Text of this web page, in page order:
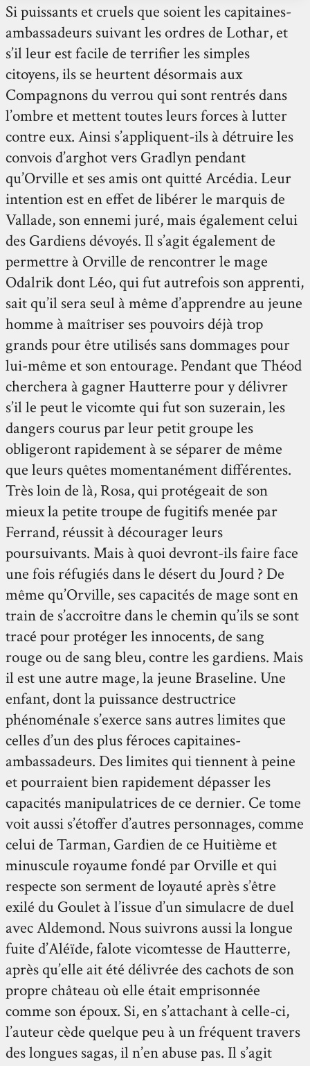
Si puissants et cruels que soient les capitaines-
ambassadeurs suivant les ordres de Lothar, et
s’il leur est facile de terrifier les simples
citoyens, ils se heurtent désormais aux
Compagnons du verrou qui sont rentrés dans
l’ombre et mettent toutes leurs forces à lutter
contre eux. Ainsi s’appliquent-ils à détruire les
convois d’arghot vers Gradlyn pendant
qu’Orville et ses amis ont quitté Arcédia. Leur
intention est en effet de libérer le marquis de
Vallade, son ennemi juré, mais également celui
des Gardiens dévoyés. Il s’agit également de
permettre à Orville de rencontrer le mage
Odalrik dont Léo, qui fut autrefois son apprenti,
sait qu’il sera seul à même d’apprendre au jeune
homme à maîtriser ses pouvoirs déjà trop
grands pour être utilisés sans dommages pour
lui-même et son entourage. Pendant que Théod
cherchera à gagner Hautterre pour y délivrer
s’il le peut le vicomte qui fut son suzerain, les
dangers courus par leur petit groupe les
obligeront rapidement à se séparer de même
que leurs quêtes momentanément différentes.
Très loin de là, Rosa, qui protégeait de son
mieux la petite troupe de fugitifs menée par
Ferrand, réussit à décourager leurs
poursuivants. Mais à quoi devront-ils faire face
une fois réfugiés dans le désert du Jourd ? De
même qu’Orville, ses capacités de mage sont en
train de s’accroître dans le chemin qu’ils se sont
tracé pour protéger les innocents, de sang
rouge ou de sang bleu, contre les gardiens. Mais
il est une autre mage, la jeune Braseline. Une
enfant, dont la puissance destructrice
phénoménale s’exerce sans autres limites que
celles d’un des plus féroces capitaines-
ambassadeurs. Des limites qui tiennent à peine
et pourraient bien rapidement dépasser les
capacités manipulatrices de ce dernier. Ce tome
voit aussi s’étoffer d’autres personnages, comme
celui de Tarman, Gardien de ce Huitième et
minuscule royaume fondé par Orville et qui
respecte son serment de loyauté après s’être
exilé du Goulet à l’issue d’un simulacre de duel
avec Aldemond. Nous suivrons aussi la longue
fuite d’Aléïde, falote vicomtesse de Hautterre,
après qu’elle ait été délivrée des cachots de son
propre château où elle était emprisonnée
comme son époux. Si, en s’attachant à celle-ci,
l’auteur cède quelque peu à un fréquent travers
des longues sagas, il n’en abuse pas. Il s’agit